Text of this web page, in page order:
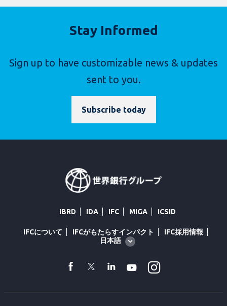
Stay Informed
Sign up to have customizable news & updates
sent to you.
Subscribe today
IBRD IDA IFC MIGA ICSID
IFCについて IFCがもたらすインパクト
IFC採用情報
Global
language
日本語
facebook
TwitterLinkedin
Youtube